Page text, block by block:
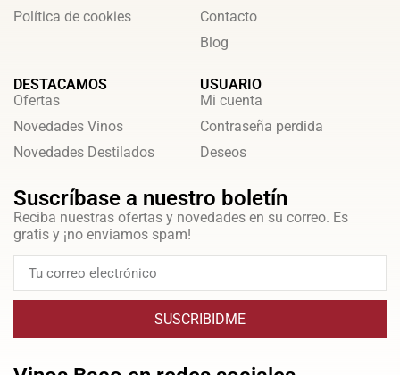
Política de cookies
Contacto
Blog
DESTACAMOS
Ofertas
Novedades Vinos
Novedades Destilados
USUARIO
Mi cuenta
Contraseña perdida
Deseos
Suscríbase a nuestro boletín
Reciba nuestras ofertas y novedades en su correo. Es
gratis y ¡no enviamos spam!
SUSCRIBIDME